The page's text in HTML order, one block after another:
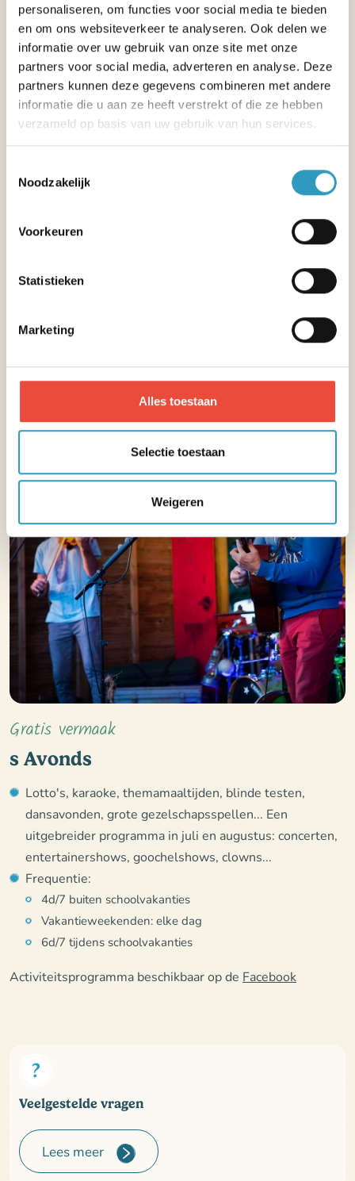
personaliseren, om functies voor social media te bieden
en om ons websiteverkeer te analyseren. Ook delen we
informatie over uw gebruik van onze site met onze
partners voor social media, adverteren en analyse. Deze
partners kunnen deze gegevens combineren met andere
informatie die u aan ze heeft verstrekt of die ze hebben
verzameld op basis van uw gebruik van hun services.
Noodzakelijk
Voorkeuren
Statistieken
Marketing
Alles toestaan
Selectie toestaan
Weigeren
Gratis vermaak
basketbal, volleybal, jeu de boules, tafeltennis,
aperitiefspelletjes...
4d/7 buiten schoolvakanties
Activiteitsprogramma beschikbaar op de
Gratis vermaak
s Avonds
Lotto's, karaoke, themamaaltijden, blinde testen,
dansavonden, grote gezelschapsspellen... Een
uitgebreider programma in juli en augustus: concerten,
entertainershows, goochelshows, clowns...
Frequentie:
4d/7 buiten schoolvakanties
Vakantieweekenden: elke dag
6d/7 tijdens schoolvakanties
Activiteitsprogramma beschikbaar op de Facebook
Veelgestelde vragen
Lees meer